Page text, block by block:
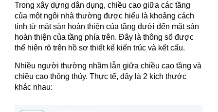
Trong xây dựng dân dụng, chiều cao giữa các tầng
của một ngôi nhà thường được hiểu là khoảng cách
tính từ mặt sàn hoàn thiện của tầng dưới đến mặt sàn
hoàn thiện của tầng phía trên. Đây là thông số được
thể hiện rõ trên hồ sơ thiết kế kiến trúc và kết cấu.
Nhiều người thường nhầm lẫn giữa chiều cao tầng và
chiều cao thông thủy. Thực tế, đây là 2 kích thước
khác nhau: